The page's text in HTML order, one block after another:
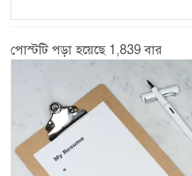
পোস্টটি পড়া হয়েছে 1,839 বার